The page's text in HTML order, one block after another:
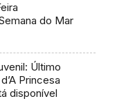
do Mar
Último
Princesa
disponível